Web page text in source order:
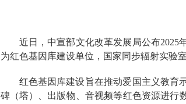
近日，中宣部文化改革发展局公布2025
为红色基因库建设单位，国家同步辐射实验
红色基因库建设旨在推动爱国主义教育
碑（塔）、出版物、音视频等红色资源进行